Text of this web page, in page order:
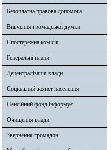
Безоплатна правова допомога
Вивчення громадської думки
Спостережна комісія
Генеральні плани
Децентралізація влади
Соціальний захист населення
Пенсійний фонд інформує
Очищення влади
Звернення громадян